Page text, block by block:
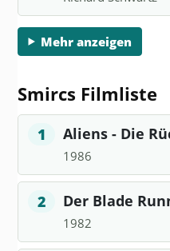
Mehr anzeigen
Smircs Filmliste
1 Aliens - Die
1986
2 Der Blade
1982